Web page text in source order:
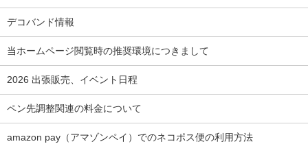
デコバンド情報
当ホームページ閲覧時の推奨環境につきまして
2026 出張販売、イベント日程
ペン先調整関連の料金について
amazon pay（アマゾンペイ）でのネコポス便の利用方法